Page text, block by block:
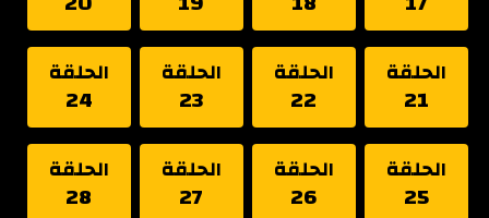
الحلقة
21
الحلقة
22
الحلقة
23
الحلقة
24
الحلقة
25
الحلقة
26
الحلقة
27
الحلقة
28